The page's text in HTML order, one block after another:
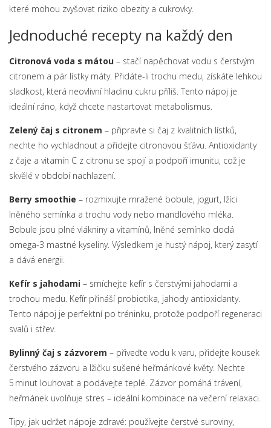
které mohou zvyšovat riziko obezity a cukrovky.
Jednoduché recepty na každý den
Citronová voda s mátou – stačí napěchovat vodu s čerstvým
citronem a pár lístky máty. Přidáte-li trochu medu, získáte lehkou
sladkost, která neovlivní hladinu cukru příliš. Tento nápoj je
ideální ráno, když chcete nastartovat metabolismus.
Zelený čaj s citronem – připravte si čaj z kvalitních lístků,
nechte ho vychladnout a přidejte citronovou šťávu. Antioxidanty
z čaje a vitamín C z citronu se spojí a podpoří imunitu, což je
skvělé v období nachlazení.
Berry smoothie – rozmixujte mražené bobule, jogurt, lžíci
lněného semínka a trochu vody nebo mandlového mléka.
Bobule jsou plné vlákniny a vitamínů, lněné semínko dodá
omega‑3 mastné kyseliny. Výsledkem je hustý nápoj, který zasytí
a dává energii.
Kefír s jahodami – smíchejte kefír s čerstvými jahodami a
trochou medu. Kefír přináší probiotika, jahody antioxidanty.
Tento nápoj je perfektní po tréninku, protože podpoří regeneraci
svalů i střev.
Bylinný čaj s zázvorem – přiveďte vodu k varu, přidejte kousek
čerstvého zázvoru a lžičku sušené heřmánkové květy. Nechte
5 minut louhovat a podávejte teplé. Zázvor pomáhá trávení,
heřmánek uvolňuje stres – ideální kombinace na večerní relaxaci.
Tipy, jak udržet nápoje zdravé: používejte čerstvé suroviny,